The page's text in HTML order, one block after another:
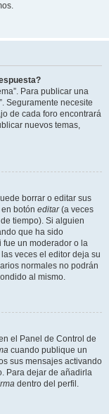
Para publicar una
Seguramente necesite
de cada foro encontrará
nuevos temas,
borrar o editar sus
botón editar(a veces
tiempo). Si alguien
que ha sido
fue un moderador o la
veces el editor deja su
normales no podrán
al mismo.
el Panel de Control de
cuando publique un
sus mensajes activando
Para dejar de añadirla
dentro del perfil.